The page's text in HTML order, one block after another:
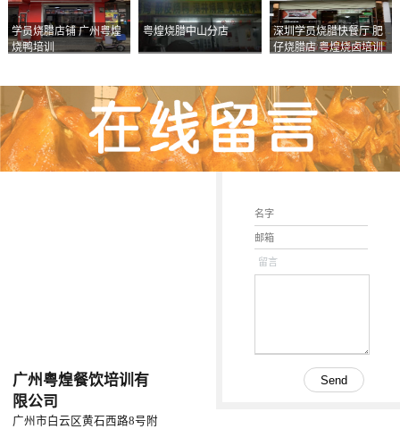
学员烧腊店铺 广州粤煌
烧鸭培训
粤煌烧腊中山分店
深圳学员烧腊快餐厅 肥
仔烧腊店 粤煌烧卤培训
广州粤煌餐饮培训有
限公司
广州市白云区黄石西路8号附
留言